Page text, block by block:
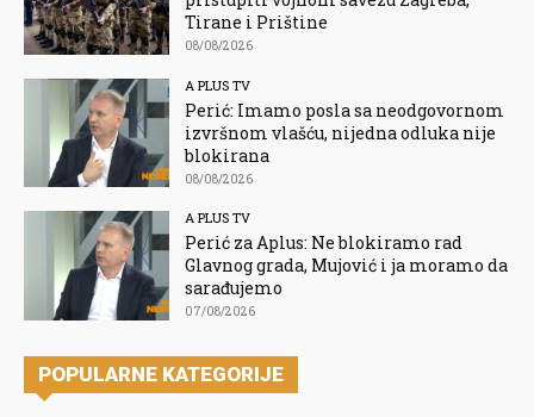
Tirane i Prištine
08/08/2026
A PLUS TV
Perić: Imamo posla sa neodgovornom
izvršnom vlašću, nijedna odluka nije
blokirana
08/08/2026
A PLUS TV
Perić za Aplus: Ne blokiramo rad
Glavnog grada, Mujović i ja moramo da
sarađujemo
07/08/2026
POPULARNE KATEGORIJE